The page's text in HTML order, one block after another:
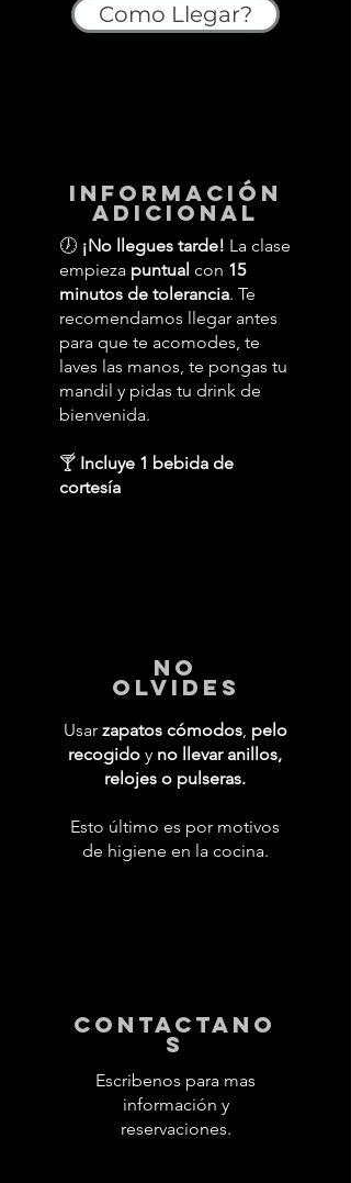
Como Llegar?
información
adicional
🕖 ¡No llegues tarde! La clase
empieza puntual con 15
minutos de tolerancia. Te
recomendamos llegar antes
para que te acomodes, te
laves las manos, te pongas tu
mandil y pidas tu drink de
bienvenida.
🍸 Incluye 1 bebida de
cortesía
No
Olvides
Usar zapatos cómodos, pelo
recogido y no llevar anillos,
relojes o pulseras.
Esto último es por motivos
de higiene en la cocina.
contactano
s
Escribenos para mas
información y
reservaciones.